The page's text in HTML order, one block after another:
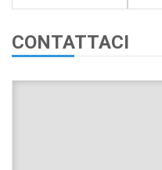
CONTATTACI